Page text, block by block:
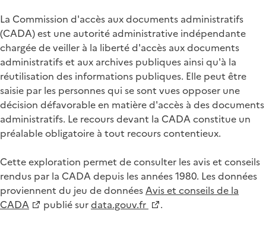
La Commission d'accès aux documents administratifs
(CADA) est une autorité administrative indépendante
chargée de veiller à la liberté d'accès aux documents
administratifs et aux archives publiques ainsi qu'à la
réutilisation des informations publiques. Elle peut être
saisie par les personnes qui se sont vues opposer une
décision défavorable en matière d'accès à des documents
administratifs. Le recours devant la CADA constitue un
préalable obligatoire à tout recours contentieux.
Cette exploration permet de consulter les avis et conseils
rendus par la CADA depuis les années 1980. Les données
proviennent du jeu de donnéesAvis et conseils de la
CADA
publié surdata.gouv.fr .